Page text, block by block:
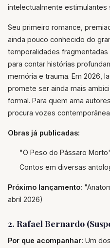
intelectualmente
Seu primeiro romance,
ainda pouco conhecido do
temporalidades
para contar histórias
memória e trauma. Em 2026,
promete ser ainda mais
formal. Para quem ama
procura vozes
Obras já publicadas:
"O Peso do Pássaro
Contos em diversas
Próximo lançamento:
abril 2026)
2. Rafael Bernardo
Por que acompanhar: Um